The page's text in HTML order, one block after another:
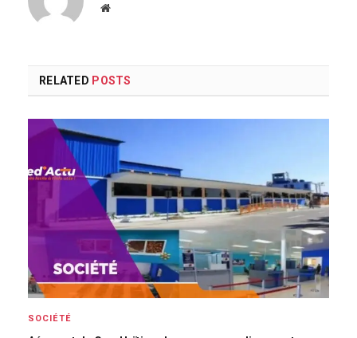
Website
RELATED POSTS
SOCIÉTÉ